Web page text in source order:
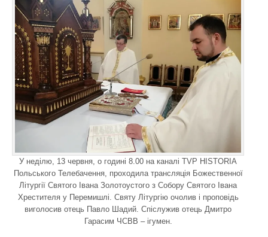
У неділю, 13 червня, о годині 8.00 на каналі TVP HISTORIA
Польського Телебачення, проходила трансляція Божественної
Літургії Святого Івана Золотоустого з Собору Святого Івана
Хрестителя у Перемишлі. Святу Літургію очолив і проповідь
виголосив отець Павло Шадий. Спіслужив отець Дмитро
Гарасим ЧСВВ – ігумен.